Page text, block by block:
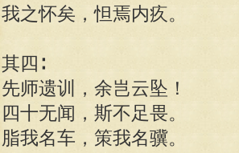
我之怀矣，怛焉内疚。
其四∶
先师遗训，余岂云坠！
四十无闻，斯不足畏。
脂我名车，策我名骥。